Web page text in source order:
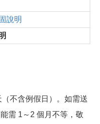
說明
不含例假日）。如需送
需 1～2 個月不等，敬